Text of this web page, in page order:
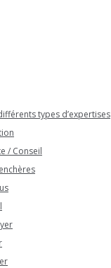
types d’expertises
/ Conseil